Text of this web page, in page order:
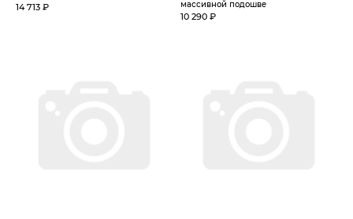
14 713 ₽
массивной подошве
10 290 ₽